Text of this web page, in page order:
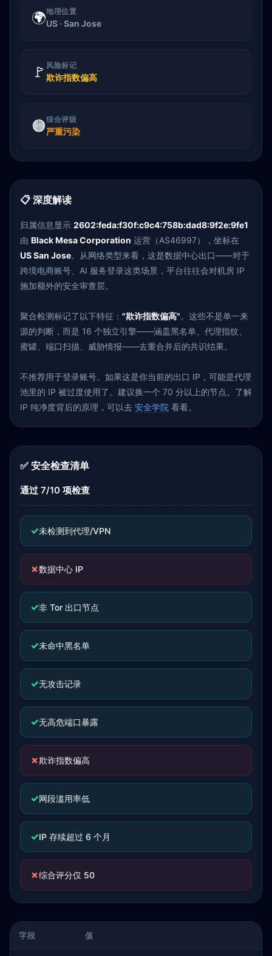
🌍地理位置
US · San Jose
🚩 风险标记
欺诈指数偏高
🟠综合评级
严重污染
📋 深度解读
归属信息显示 2602:feda:f30f:c9c4:758b:dad8:9f2e:9fe1
由 Black Mesa Corporation 运营（AS46997），坐标在
US San Jose。从网络类型来看，这是数据中心出口——对于
跨境电商账号、AI 服务登录这类场景，平台往往会对机房 IP
施加额外的安全审查层。
聚合检测标记了以下特征： "欺诈指数偏高"。这些不是单一来
源的判断，而是 16 个独立引擎——涵盖黑名单、代理指纹、
蜜罐、端口扫描、威胁情报——去重合并后的共识结果。
不推荐用于登录账号。如果这是你当前的出口 IP，可能是代理
池里的 IP 被过度使用了。建议换一个 70 分以上的节点。了解
IP 纯净度背后的原理，可以去 安全学院 看看。
✅ 安全检查清单
通过 7/10 项检查
✓未检测到代理/VPN
✗数据中心 IP
✓非 Tor 出口节点
✓未命中黑名单
✓无攻击记录
✓无高危端口暴露
✗欺诈指数偏高
✓网段滥用率低
✓IP 存续超过 6 个月
✗综合评分仅 50
字段 值